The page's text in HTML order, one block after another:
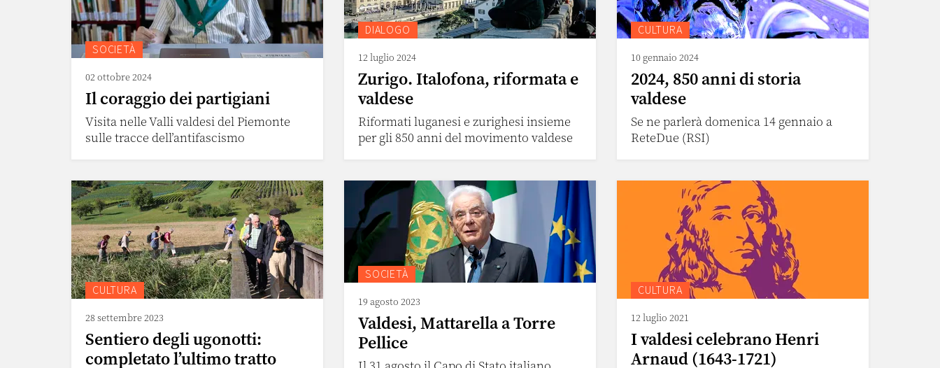
SOCIETÀ
02 ottobre 2024
Il coraggio dei partigiani
Visita nelle Valli valdesi del Piemonte
sulle tracce dell’antifascismo
DIALOGO
12 luglio 2024
Zurigo. Italofona, riformata e
valdese
Riformati luganesi e zurighesi insieme
per gli 850 anni del movimento valdese
CULTURA
10 gennaio 2024
2024, 850 anni di storia
valdese
Se ne parlerà domenica 14 gennaio a
ReteDue (RSI)
CULTURA
28 settembre 2023
Sentiero degli ugonotti:
completato l’ultimo tratto
SOCIETÀ
19 agosto 2023
Valdesi, Mattarella a Torre
Pellice
CULTURA
12 luglio 2021
I valdesi celebrano Henri
Arnaud (1643-1721)